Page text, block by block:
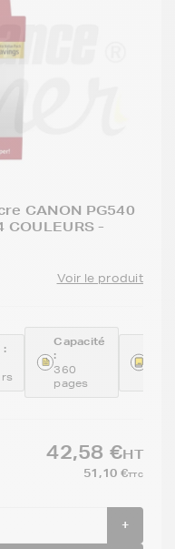
CANON PG540
COULEURS -
Voir le produit
:
Capacité
:
360
pages
42,58 €HT
51,10 €TTC
+